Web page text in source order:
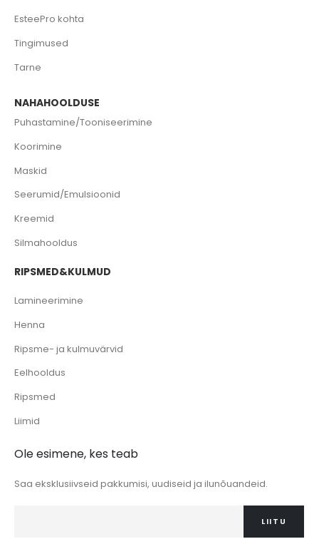
EsteePro kohta
Tingimused
Tarne
NAHAHOOLDUSE
Puhastamine/Tooniseerimine
Koorimine
Maskid
Seerumid/Emulsioonid
Kreemid
Silmahooldus
RIPSMED&KULMUD
Lamineerimine
Henna
Ripsme- ja kulmuvärvid
Eelhooldus
Ripsmed
Liimid
Ole esimene, kes teab
Saa eksklusiivseid pakkumisi, uudiseid ja ilunõuandeid.
LIITU